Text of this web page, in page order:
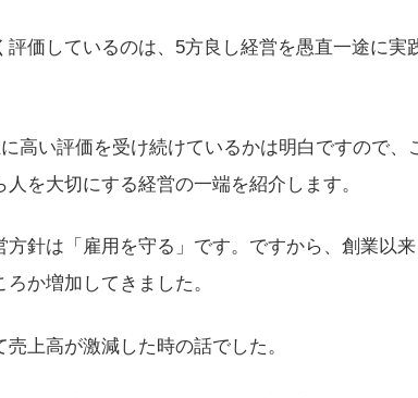
価しているのは、5方良し経営を愚直一途に実
高い評価を受け続けているかは明白ですので、
を大切にする経営の一端を紹介します。
針は「雇用を守る」です。ですから、創業以来
か増加してきました。
上高が激減した時の話でした。